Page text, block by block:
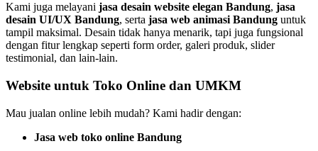
Kami juga melayani jasa desain website elegan Bandung, jasa
desain UI/UX Bandung, serta jasa web animasi Bandung untuk
tampil maksimal. Desain tidak hanya menarik, tapi juga fungsional
dengan fitur lengkap seperti form order, galeri produk, slider
testimonial, dan lain-lain.
Website untuk Toko Online dan UMKM
Mau jualan online lebih mudah? Kami hadir dengan:
Jasa web toko online Bandung